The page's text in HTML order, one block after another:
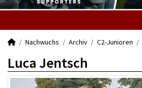
Nachwuchs Archiv C2-Junioren
Luca Jentsch